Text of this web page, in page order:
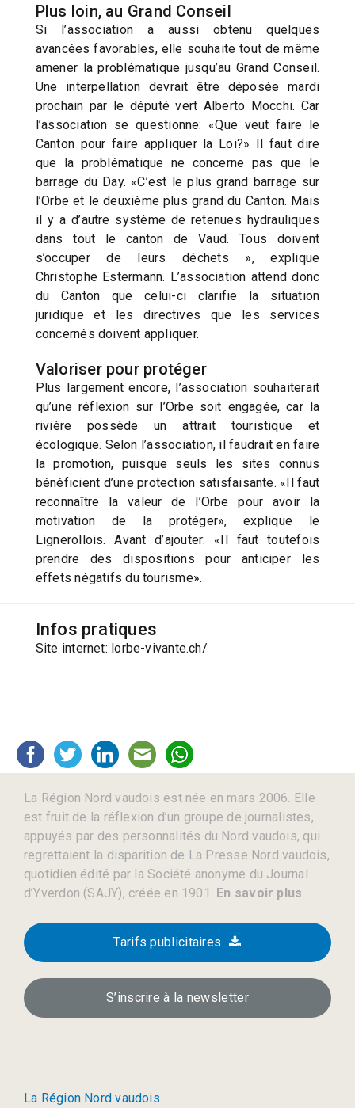
Plus loin, au Grand Conseil
Si l’association a aussi obtenu quelques
avancées favorables, elle souhaite tout de même
amener la problématique jusqu’au Grand Conseil.
Une interpellation devrait être déposée mardi
prochain par le député vert Alberto Mocchi. Car
l’association se questionne: «Que veut faire le
Canton pour faire appliquer la Loi?» Il faut dire
que la problématique ne concerne pas que le
barrage du Day. «C’est le plus grand barrage sur
l’Orbe et le deuxième plus grand du Canton. Mais
il y a d’autre système de retenues hydrauliques
dans tout le canton de Vaud. Tous doivent
s’occuper de leurs déchets », explique
Christophe Estermann. L’association attend donc
du Canton que celui-ci clarifie la situation
juridique et les directives que les services
concernés doivent appliquer.
Valoriser pour protéger
Plus largement encore, l’association souhaiterait
qu’une réflexion sur l’Orbe soit engagée, car la
rivière possède un attrait touristique et
écologique. Selon l’association, il faudrait en faire
la promotion, puisque seuls les sites connus
bénéficient d’une protection satisfaisante. «Il faut
reconnaître la valeur de l’Orbe pour avoir la
motivation de la protéger», explique le
Lignerollois. Avant d’ajouter: «Il faut toutefois
prendre des dispositions pour anticiper les
effets négatifs du tourisme».
Infos pratiques
Site internet: lorbe-vivante.ch/
La Région Nord vaudois est née en mars 2006. Elle
est fruit de la réflexion d’un groupe de journalistes,
appuyés par des personnalités du Nord vaudois, qui
regrettaient la disparition de La Presse Nord vaudois,
quotidien édité par la Société anonyme du Journal
d’Yverdon (SAJY), créée en 1901. En savoir plus
Tarifs publicitaires
S’inscrire à la newsletter
La Région Nord vaudois